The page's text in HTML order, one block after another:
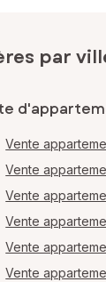
par
Vente
Vente
Vente
Vente
Vente
Vente